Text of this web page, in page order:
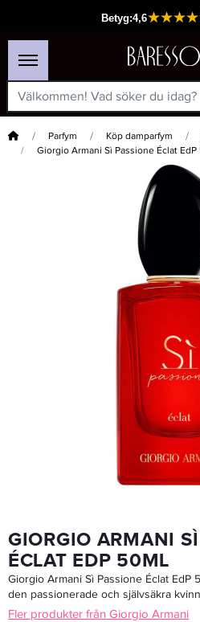
Hem Parfym Köp damparfym
Giorgio Armani Sì Passione Éclat EdP
Passar din
Paris Hilton Heiress Edp
Rek. pris 749 kr
LÄGG I
GIORGIO ARMANI
ÉCLAT EDP 50ML
Giorgio Armani Sì Passione Éclat
den passionerade och självsäkra
Fler produkter från Giorgio Armani